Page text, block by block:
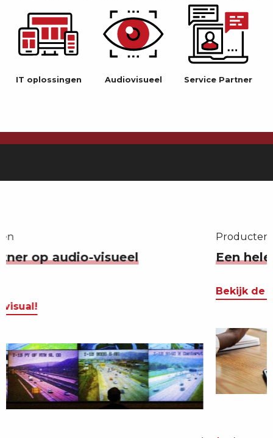
IT oplossingen Audiovisueel Service Partner
Producten
Een hele catalogus vol IT en A/V!